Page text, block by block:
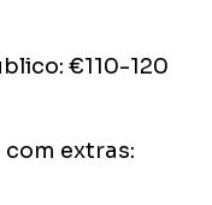
€110-120
extras: